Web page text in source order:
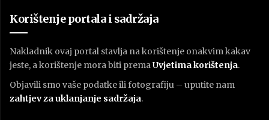
Korištenje portala i sadržaja
Nakladnik ovaj portal stavlja na korištenje onakvim kakav
jeste, a korištenje mora biti premaUvjetima korištenja.
Objavili smo vaše podatke ili fotografiju – uputite nam
zahtjev za uklanjanje sadržaja.